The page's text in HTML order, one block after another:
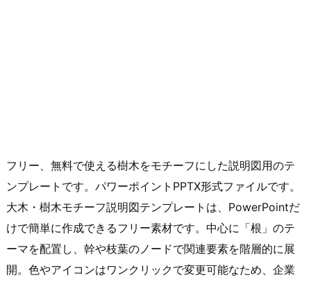
フリー、無料で使える樹木をモチーフにした説明図用のテ
ンプレートです。パワーポイントPPTX形式ファイルです。
大木・樹木モチーフ説明図テンプレートは、PowerPointだ
けで簡単に作成できるフリー素材です。中心に「根」のテ
ーマを配置し、幹や枝葉のノードで関連要素を階層的に展
開。色やアイコンはワンクリックで変更可能なため、企業